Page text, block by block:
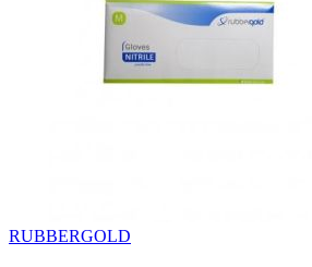
RUBBERGOLD